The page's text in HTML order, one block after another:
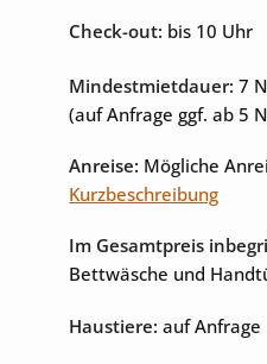
Check-out: bis 10 Uhr
Mindestmietdauer: 7
(auf Anfrage ggf. ab 5
Anreise: Mögliche
Kurzbeschreibung
Im Gesamtpreis
Bettwäsche und
Haustiere: auf Anfrage